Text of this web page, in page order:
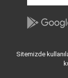
Sitemizde